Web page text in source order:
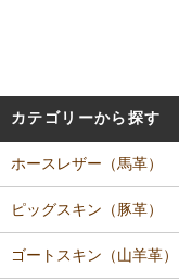
カテゴリーから探す
ホースレザー（馬革）
ピッグスキン（豚革）
ゴートスキン（山羊革）